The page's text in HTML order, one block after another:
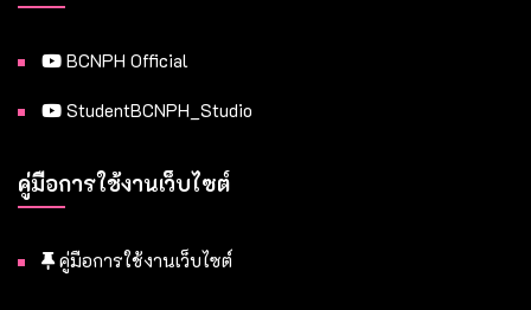
BCNPH Official
StudentBCNPH_Studio
คู่มือการใช้งานเว็บไซต์
คู่มือการใช้งานเว็บไซต์